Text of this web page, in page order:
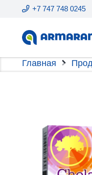
+7 747 748 0245
Главная